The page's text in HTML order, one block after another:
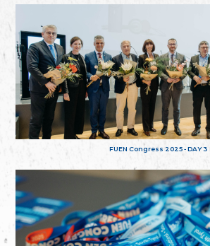
FUEN Congress 2025 - DAY 3